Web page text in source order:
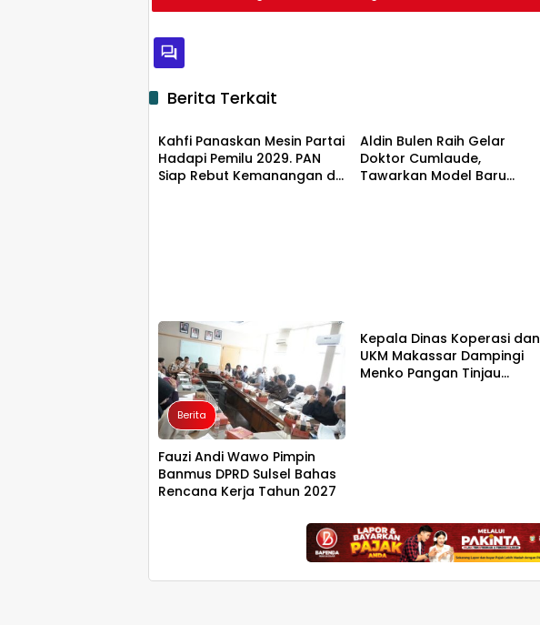
Berita Terkait
Berita
Kahfi Panaskan Mesin Partai
Hadapi Pemilu 2029. PAN
Siap Rebut Kemanangan di
Aldin Bulen Raih Gelar
Doktor Cumlaude,
Tawarkan Model Baru
Berita
Fauzi Andi Wawo Pimpin
Banmus DPRD Sulsel Bahas
Rencana Kerja Tahun 2027
Kepala Dinas Koperasi dan
UKM Makassar Dampingi
Menko Pangan Tinjau